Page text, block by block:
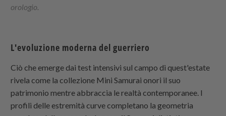
orologio.
L'evoluzione moderna del guerriero
Ciò che emerge dai test intensivi sul campo di quest'estate
rivela come la collezione Mini Samurai onori il suo
patrimonio mentre abbraccia le realtà contemporanee. I
profili delle estremità curve completano la geometria